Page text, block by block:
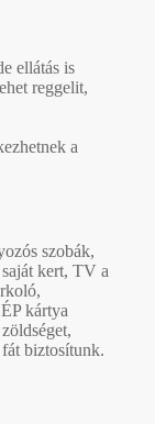
ellátás is
reggelit,
a
szobák,
kert, TV a
kártya
biztosítunk.